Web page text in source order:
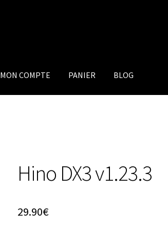
MON COMPTE PANIER BLOG
Hino DX3 v1.23.3
29.90€